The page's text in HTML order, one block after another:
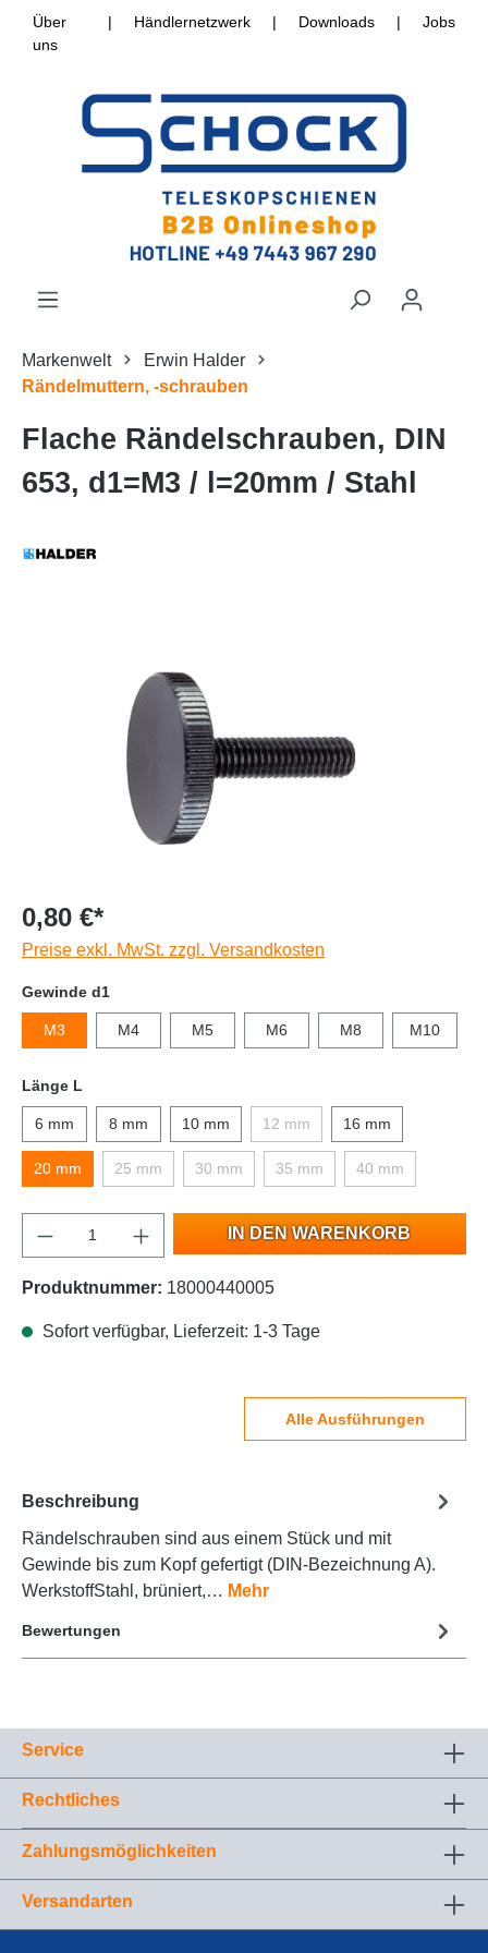
Über
uns
| Händlernetzwerk | Downloads | Jobs
Markenwelt
Erwin Halder
Rändelmuttern, -schrauben
Flache Rändelschrauben, DIN
653, d1=M3 / l=20mm / Stahl
0,80 €*
Preise exkl. MwSt. zzgl. Versandkosten
Gewinde d1
M3 M4 M5 M6 M8 M10
Länge L
6 mm 8 mm 10 mm 12 mm 16 mm
20 mm 25 mm 30 mm 35 mm 40 mm
IN DEN WARENKORB
Produktnummer: 18000440005
Sofort verfügbar, Lieferzeit: 1-3 Tage
Alle Ausführungen
Beschreibung
Rändelschrauben sind aus einem Stück und mit
Gewinde bis zum Kopf gefertigt (DIN-Bezeichnung A).
WerkstoffStahl, brüniert,… Mehr
Bewertungen
Service
Rechtliches
Zahlungsmöglichkeiten
Versandarten